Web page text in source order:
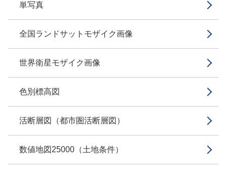
単写真
全国ランドサットモザイク画像
世界衛星モザイク画像
色別標高図
活断層図（都市圏活断層図）
数値地図25000（土地条件）